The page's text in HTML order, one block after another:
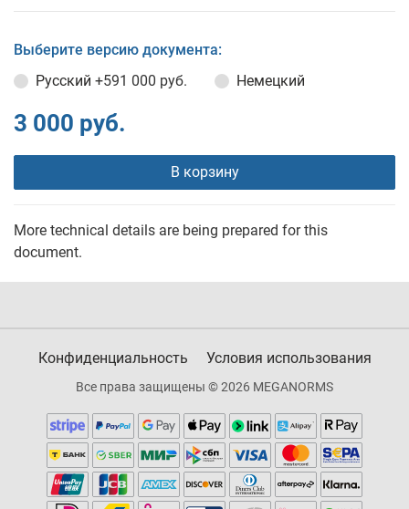
Выберите версию документа:
Русский +591 000 руб. Немецкий
3 000 руб.
В корзину
More technical details are being prepared for this
document.
Конфиденциальность Условия использования
Все права защищены © 2026 MEGANORMS